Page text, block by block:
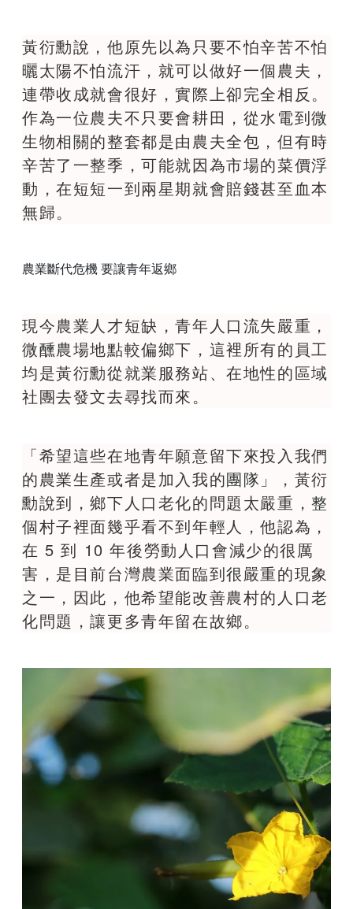
黃衍勳說，他原先以為只要不怕辛苦不怕
曬太陽不怕流汗，就可以做好一個農夫，
連帶收成就會很好，實際上卻完全相反。
作為一位農夫不只要會耕田，從水電到微
生物相關的整套都是由農夫全包，但有時
辛苦了一整季，可能就因為市場的菜價浮
動，在短短一到兩星期就會賠錢甚至血本
無歸。
農業斷代危機 要讓青年返鄉
現今農業人才短缺，青年人口流失嚴重，
微醺農場地點較偏鄉下，這裡所有的員工
均是黃衍勳從就業服務站、在地性的區域
社團去發文去尋找而來。
「希望這些在地青年願意留下來投入我們
的農業生產或者是加入我的團隊」，黃衍
勳說到，鄉下人口老化的問題太嚴重，整
個村子裡面幾乎看不到年輕人，他認為，
在 5 到 10 年後勞動人口會減少的很厲
害，是目前台灣農業面臨到很嚴重的現象
之一，因此，他希望能改善農村的人口老
化問題，讓更多青年留在故鄉。